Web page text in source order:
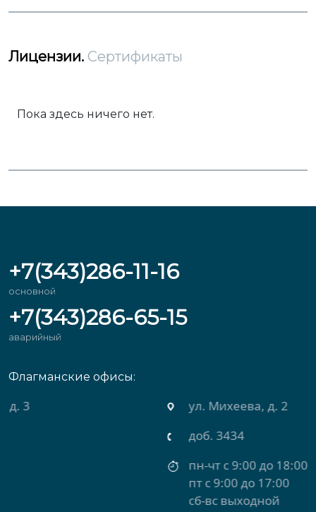
Лицензии. Сертификаты
Пока здесь ничего нет.
+7(343)286-11-16
основной
+7(343)286-65-15
аварийный
Флагманские офисы: